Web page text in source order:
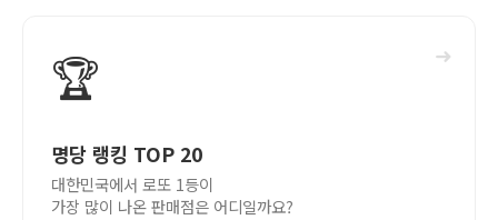
➜
🏆
명당 랭킹 TOP 20
대한민국에서 로또 1등이
가장 많이 나온 판매점은 어디일까요?